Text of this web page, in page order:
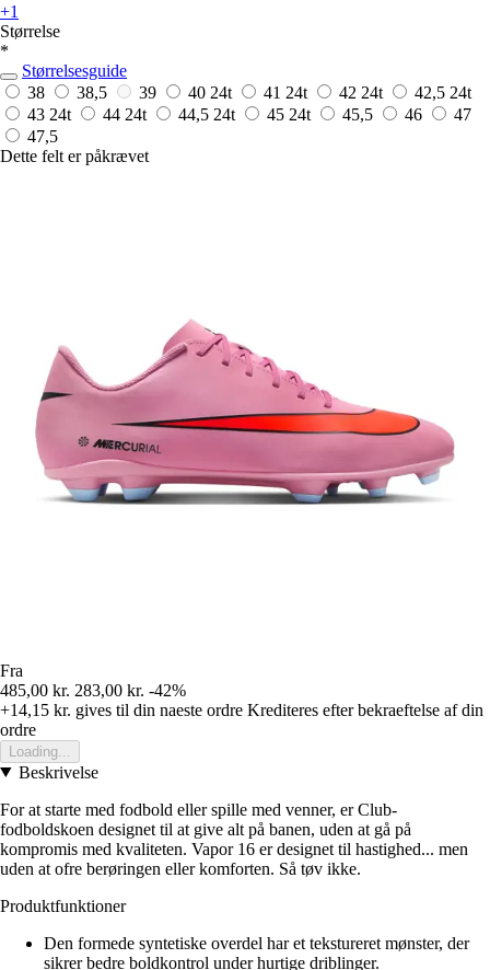
+1
Størrelse
*
Størrelsesguide
38
38,5 39 40 24t 41 24t 42 24t 42,5 24t
43 24t 44 24t 44,5 24t 45 24t 45,5 46
47
47,5
Dette felt er påkrævet
Fra
485,00 kr. 283,00 kr. -42%
+14,15 kr. gives til din naeste ordre Krediteres efter bekraeftelse af din
ordre
Loading...
Beskrivelse
For at starte med fodbold eller spille med venner, er Club-
fodboldskoen designet til at give alt på banen, uden at gå på
kompromis med kvaliteten. Vapor 16 er designet til hastighed... men
uden at ofre berøringen eller komforten. Så tøv ikke.
Produktfunktioner
Den formede syntetiske overdel har et tekstureret mønster, der
sikrer bedre boldkontrol under hurtige driblinger.